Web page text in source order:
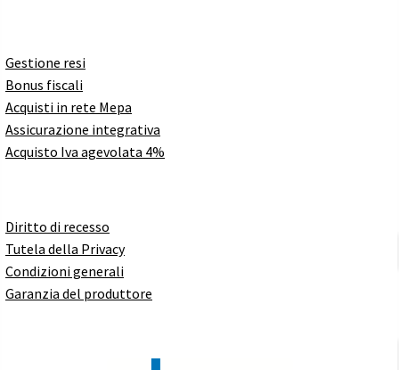
Gestione resi
Bonus fiscali
Acquisti in rete Mepa
Assicurazione integrativa
Acquisto Iva agevolata 4%
Diritto di recesso
Tutela della Privacy
Condizioni generali
Garanzia del produttore